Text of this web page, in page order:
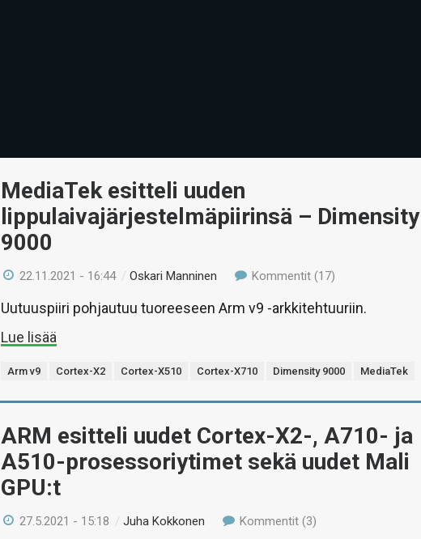
MediaTek esitteli uuden
lippulaivajärjestelmäpiirinsä – Dimensity
9000
22.11.2021 - 16:44 /Oskari Manninen Kommentit (17)
Uutuuspiiri pohjautuu tuoreeseen Arm v9 -arkkitehtuuriin.
Lue lisää
Arm v9 Cortex-X2 Cortex-X510 Cortex-X710 Dimensity 9000 MediaTek
ARM esitteli uudet Cortex-X2-, A710- ja
A510-prosessoriytimet sekä uudet Mali
GPU:t
27.5.2021 - 15:18 /Juha Kokkonen Kommentit (3)